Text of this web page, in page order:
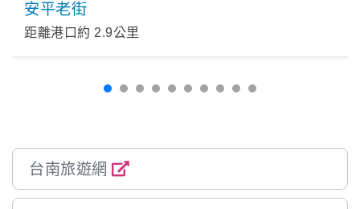
安平老街
距離港口約 2.9公里
台南旅遊網